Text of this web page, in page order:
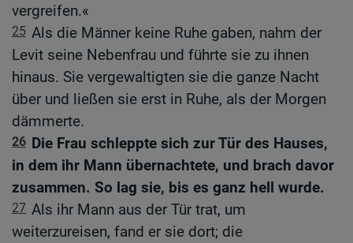
vergreifen.«
25 Als die Männer keine Ruhe gaben, nahm der
Levit seine Nebenfrau und führte sie zu ihnen
hinaus. Sie vergewaltigten sie die ganze Nacht
über und ließen sie erst in Ruhe, als der Morgen
dämmerte.
26 Die Frau schleppte sich zur Tür des Hauses,
in dem ihr Mann übernachtete, und brach davor
zusammen. So lag sie, bis es ganz hell wurde.
27 Als ihr Mann aus der Tür trat, um
weiterzureisen, fand er sie dort; die